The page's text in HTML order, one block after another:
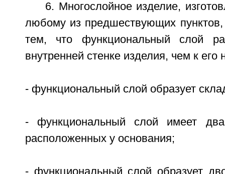
6. Многослойное изделие,
любому из предшествующих пунктов,
тем, что функциональный слой
внутренней стенке изделия, чем к его
- функциональный слой образует
- функциональный слой имеет
расположенных у основания;
- функциональный слой образует